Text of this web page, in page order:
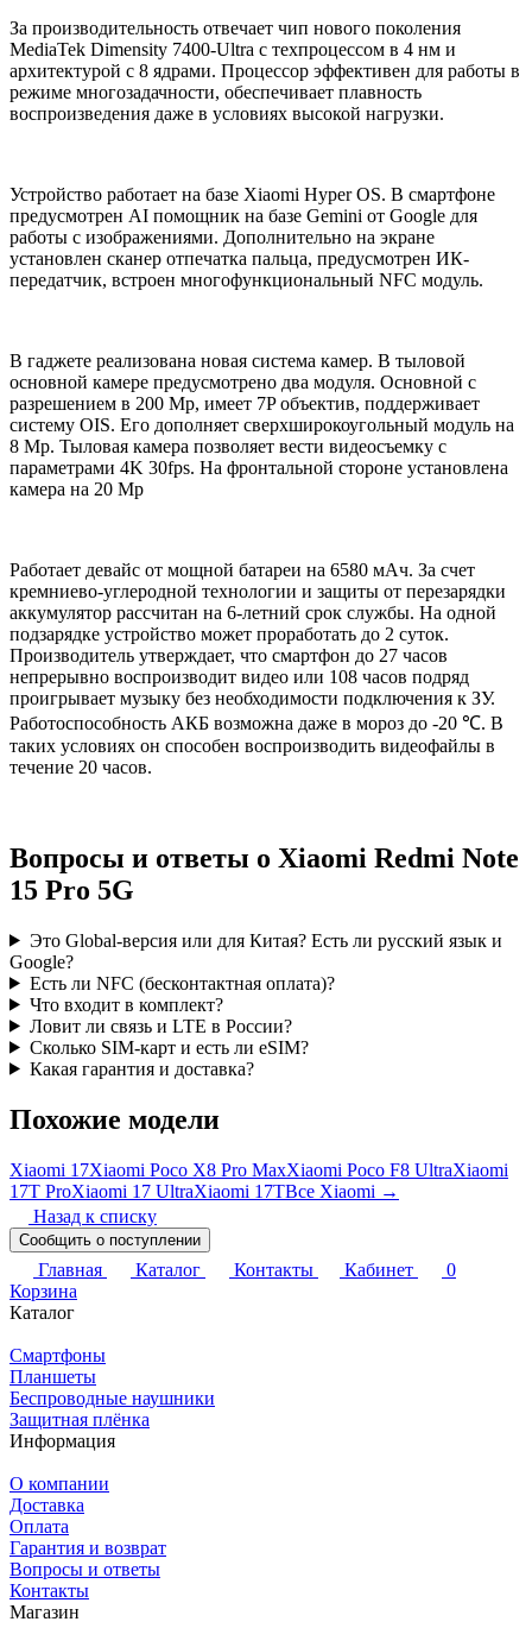
За производительность отвечает чип нового поколения
MediaTek Dimensity 7400-Ultra с техпроцессом в 4 нм и
архитектурой с 8 ядрами. Процессор эффективен для работы в
режиме многозадачности, обеспечивает плавность
воспроизведения даже в условиях высокой нагрузки.
Устройство работает на базе Xiaomi Hyper OS. В смартфоне
предусмотрен AI помощник на базе Gemini от Google для
работы с изображениями. Дополнительно на экране
установлен сканер отпечатка пальца, предусмотрен ИК-
передатчик, встроен многофункциональный NFC модуль.
В гаджете реализована новая система камер. В тыловой
основной камере предусмотрено два модуля. Основной с
разрешением в 200 Mp, имеет 7P объектив, поддерживает
систему OIS. Его дополняет сверхширокоугольный модуль на
8 Mp. Тыловая камера позволяет вести видеосъемку с
параметрами 4K 30fps. На фронтальной стороне установлена
камера на 20 Mp
Работает девайс от мощной батареи на 6580 мАч. За счет
кремниево-углеродной технологии и защиты от перезарядки
аккумулятор рассчитан на 6-летний срок службы. На одной
подзарядке устройство может проработать до 2 суток.
Производитель утверждает, что смартфон до 27 часов
непрерывно воспроизводит видео или 108 часов подряд
проигрывает музыку без необходимости подключения к ЗУ.
Работоспособность АКБ возможна даже в мороз до -20 ℃. В
таких условиях он способен воспроизводить видеофайлы в
течение 20 часов.
Вопросы и ответы о Xiaomi Redmi Note
15 Pro 5G
Это Global-версия или для Китая? Есть ли русский язык и
Google?
Есть ли NFC (бесконтактная оплата)?
Что входит в комплект?
Ловит ли связь и LTE в России?
Сколько SIM-карт и есть ли eSIM?
Какая гарантия и доставка?
Похожие модели
Xiaomi 17Xiaomi Poco X8 Pro MaxXiaomi Poco F8 UltraXiaomi
17T ProXiaomi 17 UltraXiaomi 17TВсе Xiaomi →
Назад к списку
Сообщить о поступлении
Главная Каталог Контакты Кабинет
0
Корзина
Каталог
Смартфоны
Планшеты
Беспроводные наушники
Защитная плёнка
Информация
О компании
Доставка
Оплата
Гарантия и возврат
Вопросы и ответы
Контакты
Магазин